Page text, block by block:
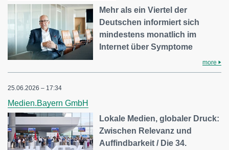
Mehr als ein Viertel der
Deutschen informiert sich
mindestens monatlich im
Internet über Symptome
more
25.06.2026 – 17:34
Medien.Bayern GmbH
Lokale Medien, globaler Druck:
Zwischen Relevanz und
Auffindbarkeit / Die 34.